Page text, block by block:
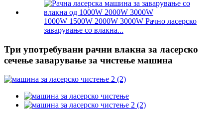
1000W 1500W 2000W 3000W Рачно ласерско
заварување со влакна...
Три употребувани рачни влакна за ласерско
сечење заварување за чистење машина